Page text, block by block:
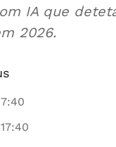
IA que
2026.